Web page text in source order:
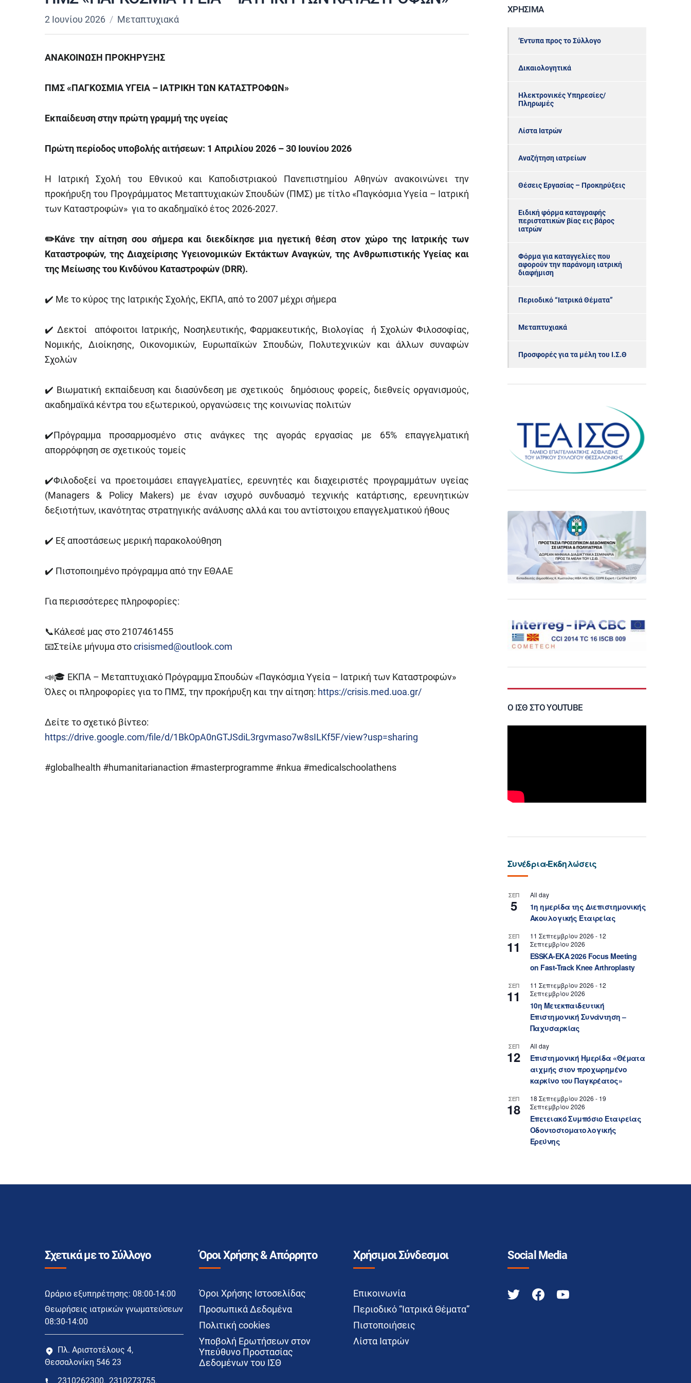
2 Ιουνίου 2026 Μεταπτυχιακά
ΑΝΑΚΟΙΝΩΣΗ ΠΡΟΚΗΡΥΞΗΣ
ΠΜΣ «ΠΑΓΚΟΣΜΙΑ ΥΓΕΙΑ – ΙΑΤΡΙΚΗ ΤΩΝ ΚΑΤΑΣΤΡΟΦΩΝ»
Εκπαίδευση στην πρώτη γραμμή της υγείας
Πρώτη περίοδος υποβολής αιτήσεων: 1 Απριλίου 2026 – 30 Ιουνίου 2026
Η Ιατρική Σχολή του Εθνικού και Καποδιστριακού Πανεπιστημίου Αθηνών ανακοινώνει την
προκήρυξη του Προγράμματος Μεταπτυχιακών Σπουδών (ΠΜΣ) με τίτλο «Παγκόσμια Υγεία – Ιατρική
των Καταστροφών» για το ακαδημαϊκό έτος 2026-2027.
✏️Κάνε την αίτηση σου σήμερα και διεκδίκησε μια ηγετική θέση στον χώρο της Ιατρικής των
Καταστροφών, της Διαχείρισης Υγειονομικών Εκτάκτων Αναγκών, της Ανθρωπιστικής Υγείας και
της Μείωσης του Κινδύνου Καταστροφών (DRR).
✔️ Mε το κύρος της Ιατρικής Σχολής, ΕΚΠΑ, από το 2007 μέχρι σήμερα
✔️ Δεκτοί απόφοιτοι Ιατρικής, Νοσηλευτικής, Φαρμακευτικής, Βιολογίας ή Σχολών Φιλοσοφίας,
Νομικής, Διοίκησης, Οικονομικών, Ευρωπαϊκών Σπουδών, Πολυτεχνικών και άλλων συναφών
Σχολών
✔️ Βιωματική εκπαίδευση και διασύνδεση με σχετικούς δημόσιους φορείς, διεθνείς οργανισμούς,
ακαδημαϊκά κέντρα του εξωτερικού, οργανώσεις της κοινωνίας πολιτών
✔️Πρόγραμμα προσαρμοσμένο στις ανάγκες της αγοράς εργασίας με 65% επαγγελματική
απορρόφηση σε σχετικούς τομείς
✔️Φιλοδοξεί να προετοιμάσει επαγγελματίες, ερευνητές και διαχειριστές προγραμμάτων υγείας
(Managers & Policy Makers) με έναν ισχυρό συνδυασμό τεχνικής κατάρτισης, ερευνητικών
δεξιοτήτων, ικανότητας στρατηγικής ανάλυσης αλλά και του αντίστοιχου επαγγελματικού ήθους
✔️ Εξ αποστάσεως μερική παρακολούθηση
✔️ Πιστοποιημένο πρόγραμμα από την ΕΘΑΑΕ
Για περισσότερες πληροφορίες:
📞Κάλεσέ μας στο 2107461455
📧Στείλε μήνυμα στοcrisismed@outlook.com
📣🎓 ΕΚΠΑ – Μεταπτυχιακό Πρόγραμμα Σπουδών «Παγκόσμια Υγεία – Ιατρική των Καταστροφών»
Όλες οι πληροφορίες για το ΠΜΣ, την προκήρυξη και την αίτηση: https://crisis.med.uoa.gr/
Δείτε το σχετικό βίντεο:
https://drive.google.com/file/d/1BkOpA0nGTJSdiL3rgvmaso7w8sILKf5F/view?usp=sharing
#globalhealth #humanitarianaction #masterprogramme #nkua #medicalschoolathens
ΧΡΉΣΙΜΑ
‘Εντυπα προς το Σύλλογο
Δικαιολογητικά
Ηλεκτρονικές Υπηρεσίες/
Πληρωμές
Λίστα Ιατρών
Αναζήτηση ιατρείων
Θέσεις Εργασίας – Προκηρύξεις
Ειδική φόρμα καταγραφής
περιστατικών βίας εις βάρος
ιατρών
Φόρμα για καταγγελίες που
αφορούν την παράνομη ιατρική
διαφήμιση
Περιοδικό “Ιατρικά Θέματα”
Μεταπτυχιακά
Προσφορές για τα μέλη του Ι.Σ.Θ
Ο ΙΣΘ ΣΤΟ YOUTUBE
Συνέδρια-Εκδηλώσεις
ΣΕΠ
5
All day
1η ημερίδα της Διεπιστημονικής
Ακουλογικής Εταιρείας
ΣΕΠ
11
11 Σεπτεμβρίου 2026 - 12
Σεπτεμβρίου 2026
ESSKA-EKA 2026 Focus Meeting
on Fast-Track Knee Arthroplasty
ΣΕΠ
11
11 Σεπτεμβρίου 2026 - 12
Σεπτεμβρίου 2026
10η Μετεκπαιδευτική
Επιστημονική Συνάντηση –
Παχυσαρκίας
ΣΕΠ
12
All day
Επιστημονική Ημερίδα «Θέματα
αιχμής στον προχωρημένο
καρκίνο του Παγκρέατος»
ΣΕΠ
18
18 Σεπτεμβρίου 2026 - 19
Σεπτεμβρίου 2026
Επετειακό Συμπόσιο Εταιρείας
Οδοντοστοματολογικής
Ερεύνης
Σχετικά με το Σύλλογο
Ωράριο εξυπηρέτησης: 08:00-14:00
Θεωρήσεις ιατρικών γνωματεύσεων
08:30-14:00
Πλ. Αριστοτέλους 4,
Θεσσαλονίκη 546 23
2310262300, 2310273755,
Όροι Χρήσης & Απόρρητο
Όροι Χρήσης Ιστοσελίδας
Προσωπικά Δεδομένα
Πολιτική cookies
Υποβολή Ερωτήσεων στον
Υπεύθυνο Προστασίας
Δεδομένων του ΙΣΘ
Χρήσιμοι Σύνδεσμοι
Επικοινωνία
Περιοδικό “Ιατρικά Θέματα”
Πιστοποιήσεις
Λίστα Ιατρών
Social Media